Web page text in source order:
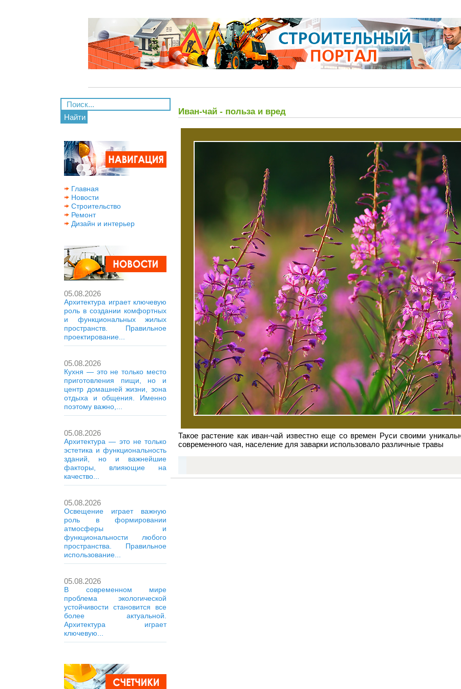
Найти
Главная
Новости
Строительство
Ремонт
Дизайн и интерьер
05.08.2026
Архитектура играет ключевую
роль в создании комфортных
и функциональных жилых
пространств. Правильное
проектирование...
05.08.2026
Кухня — это не только место
приготовления пищи, но и
центр домашней жизни, зона
отдыха и общения. Именно
поэтому важно,...
05.08.2026
Архитектура — это не только
эстетика и функциональность
зданий, но и важнейшие
факторы, влияющие на
качество...
05.08.2026
Освещение играет важную
роль в формировании
атмосферы и
функциональности любого
пространства. Правильное
использование...
05.08.2026
В современном мире
проблема экологической
устойчивости становится все
более актуальной.
Архитектура играет
ключевую...
Иван-чай - польза и вред
Такое растение как иван-чай известно еще со времен Руси своими
современного чая, население для заварки использовало различные травы